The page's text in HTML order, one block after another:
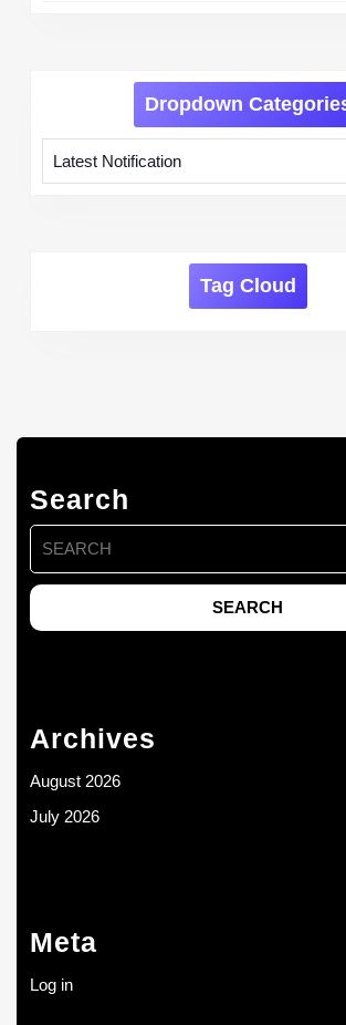
Dropdown
Tag Cloud
Search
Search
for:
Archives
August 2026
July 2026
Meta
Log in